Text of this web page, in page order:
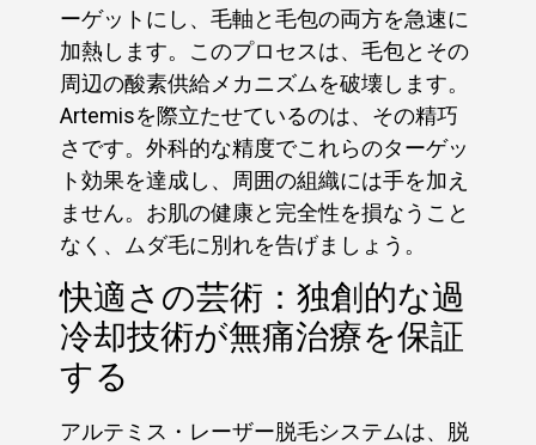
ーゲットにし、毛軸と毛包の両方を急速に
加熱します。このプロセスは、毛包とその
周辺の酸素供給メカニズムを破壊します。
Artemisを際立たせているのは、その精巧
さです。外科的な精度でこれらのターゲッ
ト効果を達成し、周囲の組織には手を加え
ません。お肌の健康と完全性を損なうこと
なく、ムダ毛に別れを告げましょう。
快適さの芸術：独創的な過
冷却技術が無痛治療を保証
する
アルテミス・レーザー脱毛システムは、脱